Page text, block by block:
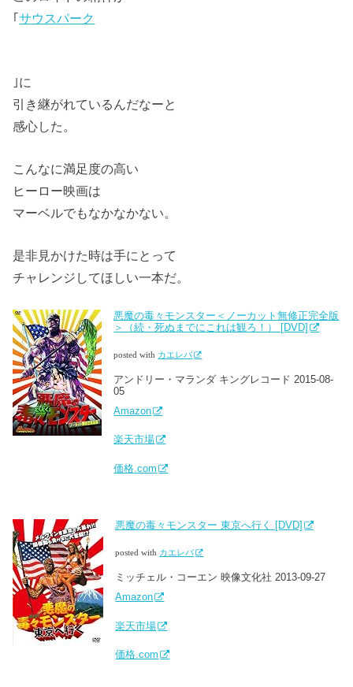
｢サウスパーク
｣に
引き継がれているんだなーと
感心した。
こんなに満足度の高い
ヒーロー映画は
マーベルでもなかなかない。
是非見かけた時は手にとって
チャレンジしてほしい一本だ。
悪魔の毒々モンスター＜ノーカット無修正完全版
＞（続・死ぬまでにこれは観ろ！） [DVD]
posted with カエレバ
アンドリー・マランダ キングレコード 2015-08-
05
Amazon
楽天市場
価格.com
悪魔の毒々モンスター 東京へ行く [DVD]
posted with カエレバ
ミッチェル・コーエン 映像文化社 2013-09-27
Amazon
楽天市場
価格.com